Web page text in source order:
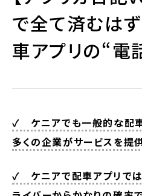
で全て済むは
車アプリの“電
✓ ケニアでも一般的な配
多くの企業がサービスを提供
✓ ケニアで配車アプリでは